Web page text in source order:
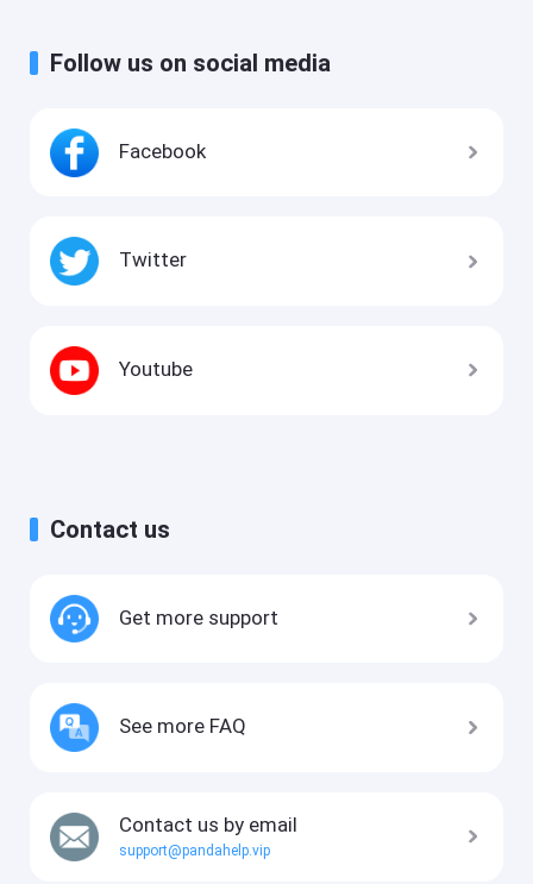
Follow us on social media
Facebook
Twitter
Youtube
Contact us
Get more support
See more FAQ
Contact us by email
support@pandahelp.vip